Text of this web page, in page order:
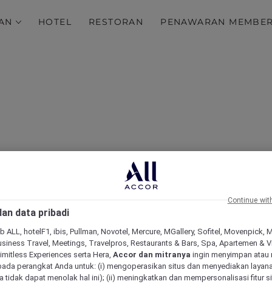
HOTEL RESTORAN PENAWARAN
Nusa Dua – Hotel &
data pribadi
ALL, hotelF1, ibis, Pullman, Novotel, Mercure, MGallery, Sofitel, Movenpick,
Travel, Meetings, Travelpros, Restaurants & Bars, Spa, Apartemen &
Experiences serta Hera, Accor dan mitranya ingin menyimpan atau
perangkat Anda untuk: (i) mengoperasikan situs dan menyediakan
tidak dapat menolak hal ini); (ii) meningkatkan dan mempersonalisasi fitur
Continue